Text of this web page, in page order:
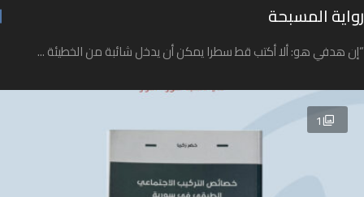
رواية المسبحة
“إن هدفي هو: ألا أكتب قط سطرا يمكن أن يدخل شائبة من الخطيئة ...
1